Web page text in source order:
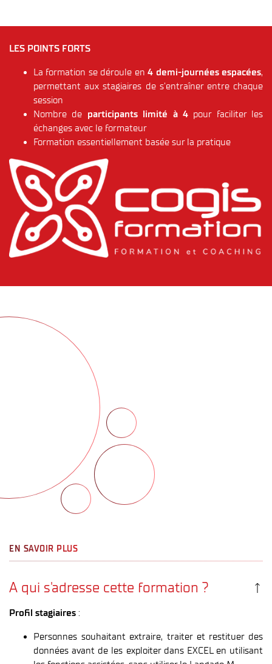
LES POINTS FORTS
La formation se déroule en4 demi-journées espacées,
permettant aux stagiaires de s’entraîner entre chaque
session
Nombre de participants limité à 4pour faciliter les
échanges avec le formateur
Formation essentiellement basée sur la pratique
EN SAVOIR PLUS
A qui s'adresse cette formation ?
Profil stagiaires :
Personnes souhaitant extraire, traiter et restituer des
données avant de les exploiter dans EXCEL en utilisant